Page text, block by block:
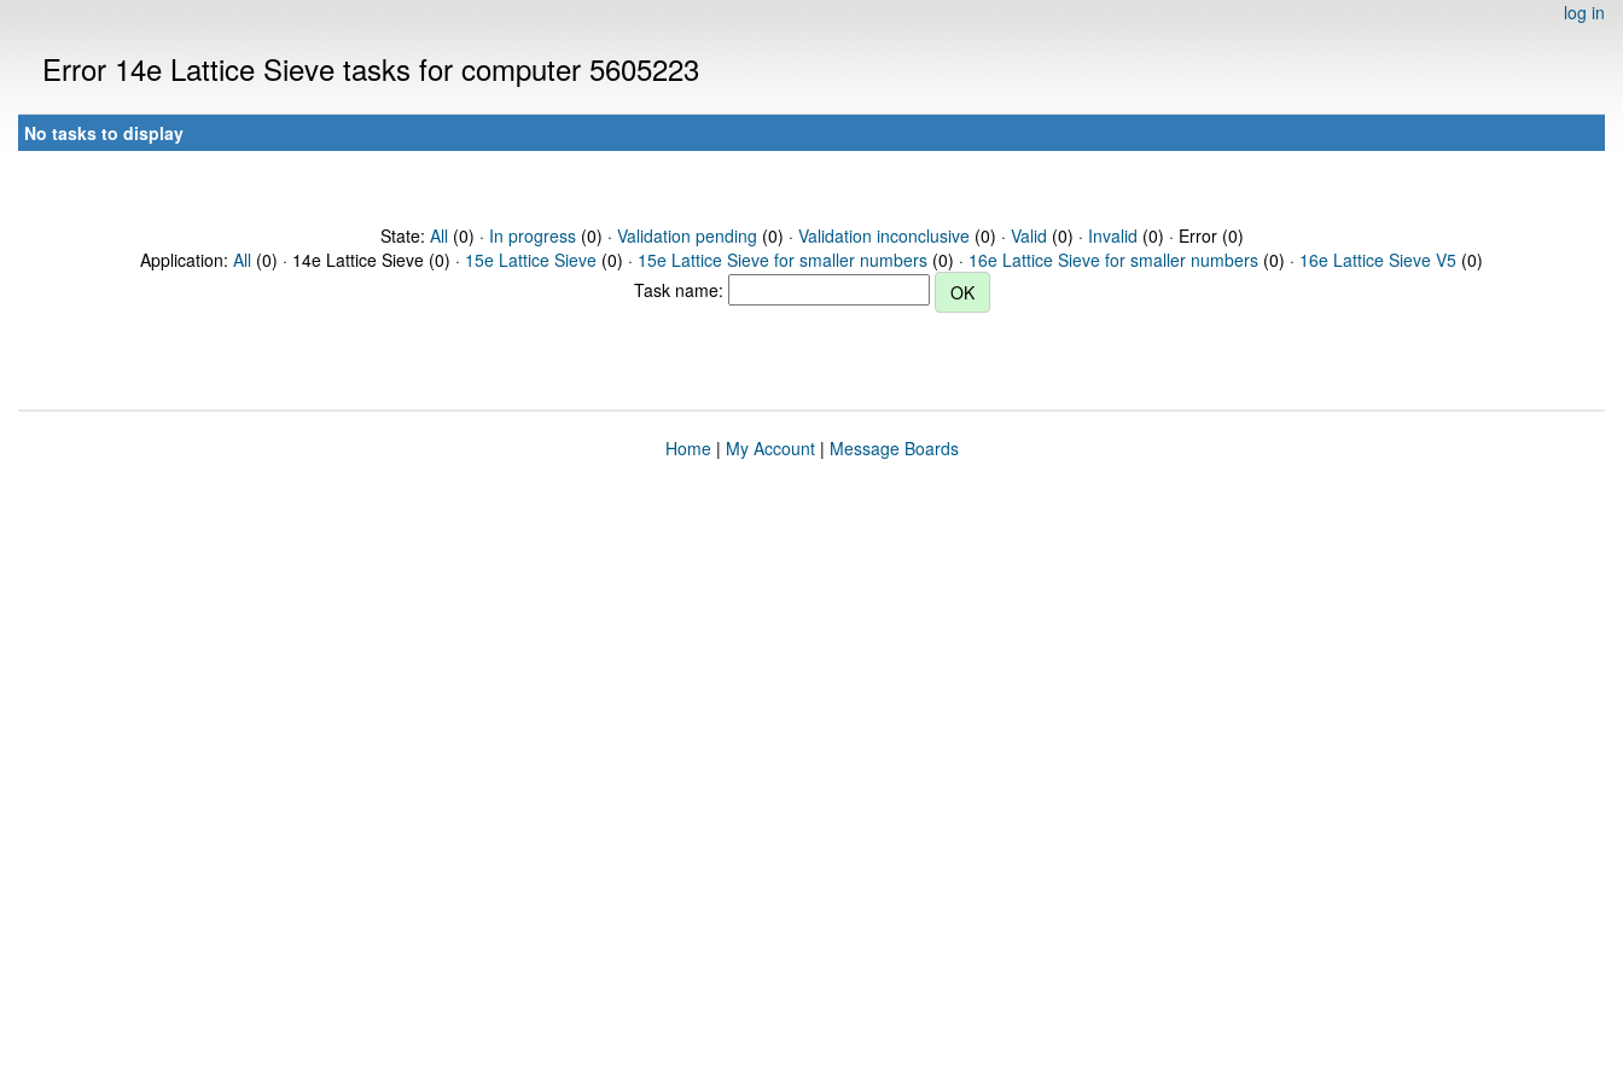
log in
Error 14e Lattice Sieve tasks for computer 5605223
No tasks to display
State: All(0) · In progress(0) · Validation pending (0) · Validation inconclusive(0) · Valid (0) · Invalid (0) · Error (0)
Application: All (0) · 14e Lattice Sieve (0) · 15e Lattice Sieve (0) · 15e Lattice Sieve for smaller numbers (0) · 16e Lattice Sieve for smaller numbers (0) · 16e Lattice Sieve V5 (0)
Task name:
Home| My Account| Message Boards